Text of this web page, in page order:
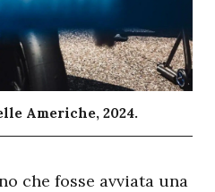
Americhe, 2024.
che fosse avviata una